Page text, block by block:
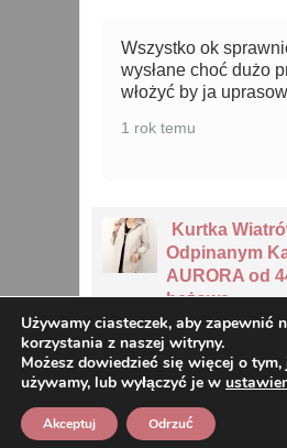
Zgodnie z
przesyłka
5 lat temu
Kurtka
Jesienna
czarna
Używamy ciasteczek, aby zapewnić
korzystania z naszej witryny.
Możesz dowiedzieć się więcej o
używamy, lub wyłączyć je w
Akceptuj Odrzuć